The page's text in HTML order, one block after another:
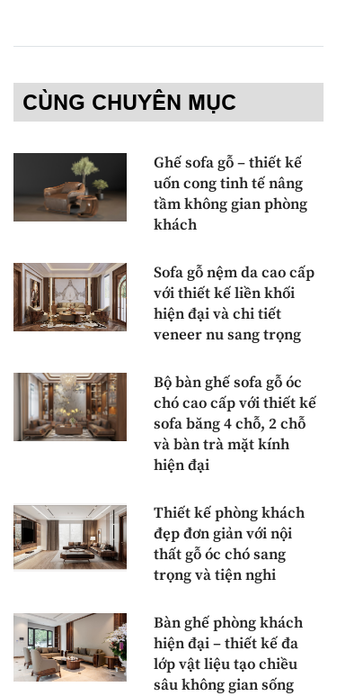
CÙNG CHUYÊN MỤC
Ghế sofa gỗ – thiết kế
uốn cong tinh tế nâng
tầm không gian phòng
khách
Sofa gỗ nệm da cao cấp
với thiết kế liền khối
hiện đại và chi tiết
veneer nu sang trọng
Bộ bàn ghế sofa gỗ óc
chó cao cấp với thiết kế
sofa băng 4 chỗ, 2 chỗ
và bàn trà mặt kính
hiện đại
Thiết kế phòng khách
đẹp đơn giản với nội
thất gỗ óc chó sang
trọng và tiện nghi
Bàn ghế phòng khách
hiện đại – thiết kế đa
lớp vật liệu tạo chiều
sâu không gian sống